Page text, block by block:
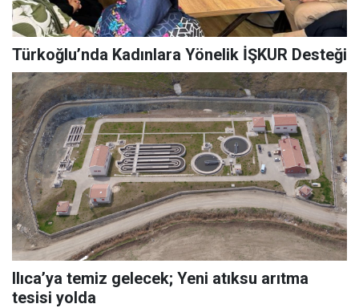
Türkoğlu’nda Kadınlara Yönelik İŞKUR Desteği
Ilıca’ya temiz gelecek; Yeni atıksu arıtma
tesisi yolda